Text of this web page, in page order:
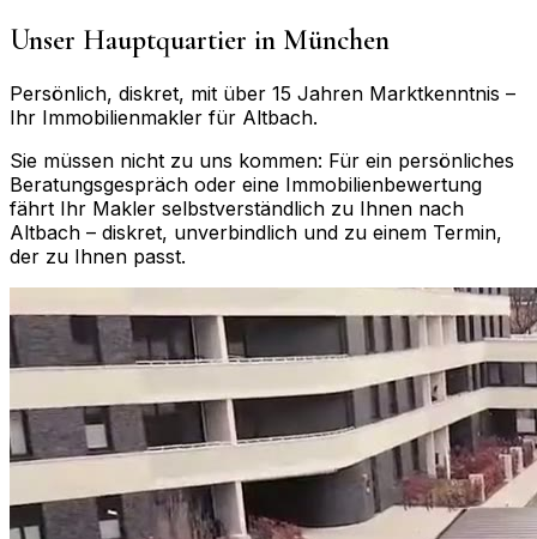
Unser Hauptquartier in München
Persönlich, diskret, mit über 15 Jahren Marktkenntnis –
Ihr Immobilienmakler für Altbach.
Sie müssen nicht zu uns kommen: Für ein persönliches
Beratungsgespräch oder eine Immobilienbewertung
fährt Ihr Makler selbstverständlich zu Ihnen nach
Altbach – diskret, unverbindlich und zu einem Termin,
der zu Ihnen passt.